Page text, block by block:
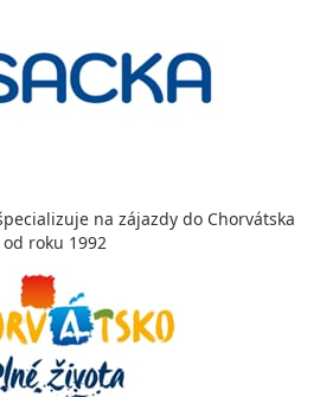
na zájazdy do Chorvátska
od roku 1992